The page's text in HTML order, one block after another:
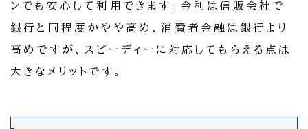
ンでも安心して利用できます。金利は信販会社で
銀行と同程度かやや高め、消費者金融は銀行より
高めですが、スピーディーに対応してもらえる点は
大きなメリットです。